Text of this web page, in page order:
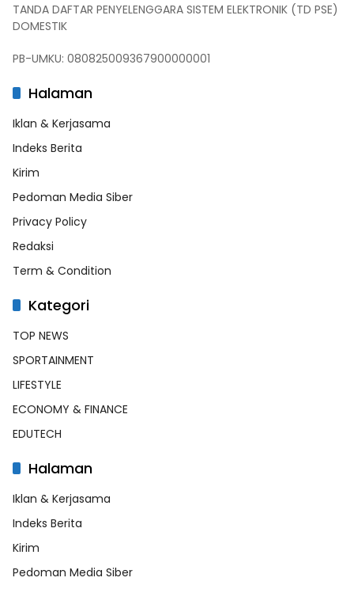
TANDA DAFTAR PENYELENGGARA SISTEM ELEKTRONIK (TD PSE)
DOMESTIK
PB-UMKU: 080825009367900000001
Halaman
Iklan & Kerjasama
Indeks Berita
Kirim
Pedoman Media Siber
Privacy Policy
Redaksi
Term & Condition
Kategori
TOP NEWS
SPORTAINMENT
LIFESTYLE
ECONOMY & FINANCE
EDUTECH
Halaman
Iklan & Kerjasama
Indeks Berita
Kirim
Pedoman Media Siber